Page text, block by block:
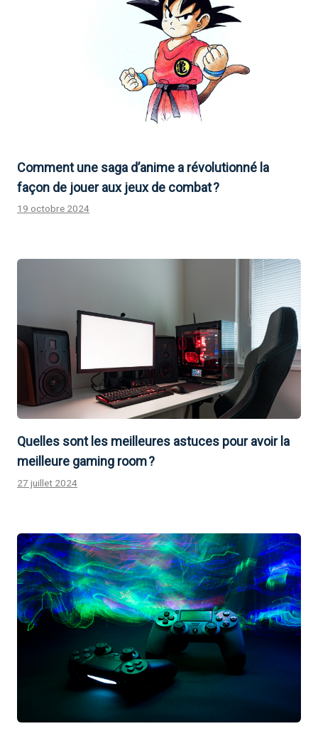
Comment une saga d’anime a révolutionné la
façon de jouer aux jeux de combat ?
19 octobre 2024
Quelles sont les meilleures astuces pour avoir la
meilleure gaming room ?
27 juillet 2024